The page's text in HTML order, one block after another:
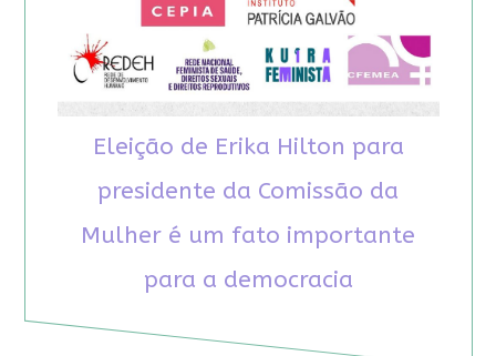
Eleição de Erika Hilton para
presidente da Comissão da
Mulher é um fato importante
para a democracia